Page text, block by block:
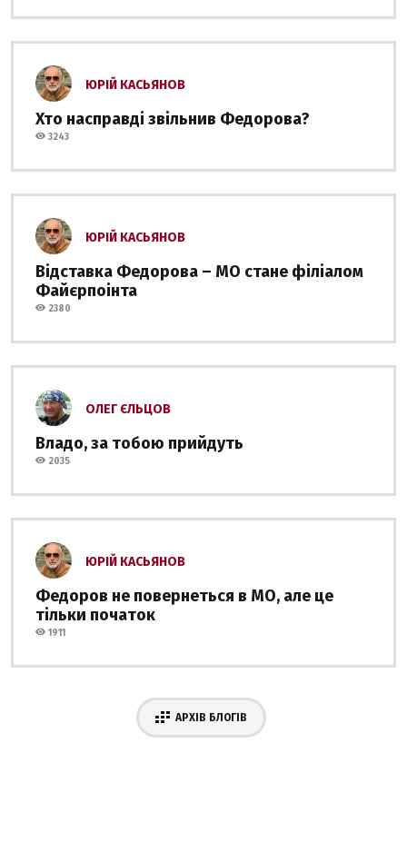
ЮРІЙ КАСЬЯНОВ
Хто насправді звільнив Федорова?
3243
ЮРІЙ КАСЬЯНОВ
Відставка Федорова – МО стане філіалом
Файєрпоінта
2380
ОЛЕГ ЄЛЬЦОВ
Владо, за тобою прийдуть
2035
ЮРІЙ КАСЬЯНОВ
Федоров не повернеться в МО, але це
тільки початок
1911
АРХІВ БЛОГІВ